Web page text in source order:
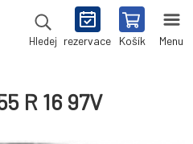
Hledej rezervace Košík Menu
R 16 97V